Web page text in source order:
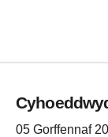
05 Gorffennaf